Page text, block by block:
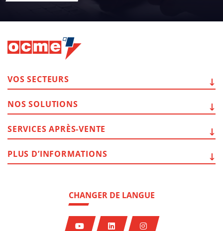
CHANGER DE LANGUE
VOS SECTEURS
NOS SOLUTIONS
SERVICES APRÈS-VENTE
PLUS D’INFORMATIONS